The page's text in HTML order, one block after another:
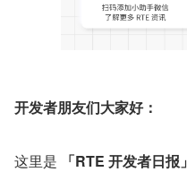
开发者朋友们大家好：
这里是 「RTE 开发者日报」